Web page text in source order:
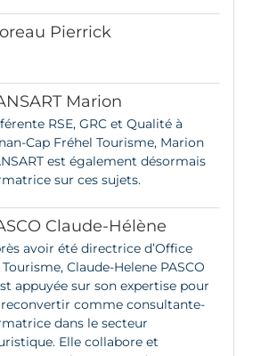
Pierrick
Marion
RSE, GRC et Qualité à
Cap Fréhel Tourisme, Marion
est également désormais
sur ces sujets.
Claude-Hélène
avoir été directrice d’Office
Claude-Helene PASCO
appuyée sur son expertise pour
reconvertir comme consultante-
dans le secteur
Elle collabore et